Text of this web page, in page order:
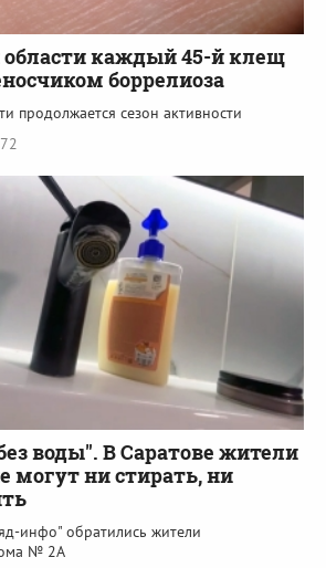
области каждый 45-й клещ
боррелиоза
продолжается сезон активности
воды". В Саратове жители
могут ни стирать, ни
инфо" обратились жители
№ 2А